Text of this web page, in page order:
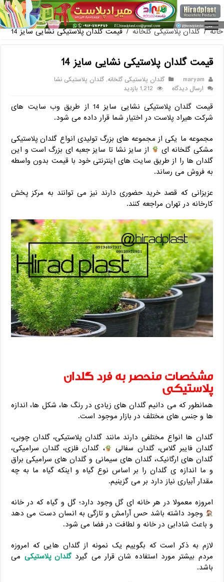
فروش گلدان پلاستیکی گلخانه به صورت آنلاین
خانه / گلدان پلاستیکی گلخانه / قیمت گلدان پلاستیکی نشایی سایز 14
قیمت گلدان پلاستیکی نشایی سایز 14
maryam گلدان پلاستیکی گلخانه,گلدان پلاستیکی نشا
ارسال دیدگاه
1,212 بازدید
قیمت گلدان پلاستیکی نشایی سایز 14 از طریق وب سایت های
شرکت هیراد پلاست در اختیار شما قرار داده می شود.
مجموعه ما یکی از مجموعه های بزرگ تولیدی انواع گلدان پلاستیکی
مشکی گلخانه ای
از سایز نشا تا سایز جعبه ای بزرگ است و این
گلدان ها را از طریق سایت های اینترنتی خود با قیمت بدون واسطه
به فروش می رساند.
عزیزانی که قصد خرید حضوری دارند نیز می توانند به مرکز پخش
کارخانه در تهران مراجعه کنند.
مشخصات منحصر به فرد گلدان
پلاستیکی
همانطور که می دانیم گلدان های زیادی در رنگ ها، شکل ها، اندازه
ها و جنس های مختلف در بازار موجود است.
گلدان ها انواع مختلفی دارند مانند گلدان پلاستیکی، گلدان چوبی،
گلدان فایبر گلاس، گلدان سفالی
، گلدان فلزی، گلدان سرامیکی،
گلدان های ارگانیک، گلدان های سیمانی و گلدان های سرامیکی براق
و ما اندازه ی گلدان را بر اساس نوع گیاه و اینکه گیاه ما به چه
مقدار آبیاری نیاز دارد بر می گزینیم.
امروزه معمولا در هر خانه ای گل وجود دارد؛ گل و گیاه که در خانه
وجود داشته باشد حس آرامش و تازگی به انسان دست می دهد
و باعث شادابی در خانه و لطافت در فضا می شود.
لازم به ذکر است که بگوییم یک نمونه از گلدان هایی که امروزه
مردم بیشتر مورد استفاده شان قرار می گیردگلدان پلاستیکی می
باشد.